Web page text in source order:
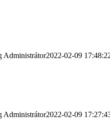
Administrátor2022-02-09
Administrátor2022-02-09